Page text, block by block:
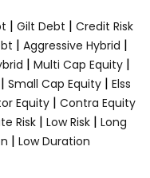
| Gilt Debt | Credit Risk
| Aggressive Hybrid |
| Multi Cap Equity |
| Small Cap Equity | Elss
Equity | Contra Equity
Risk | Low Risk | Long
| Low Duration